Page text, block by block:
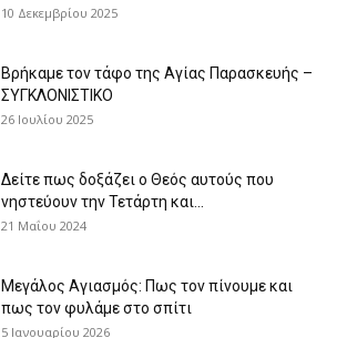
10 Δεκεμβρίου 2025
Βρήκαμε τον τάφο της Αγίας Παρασκευής –
ΣΥΓΚΛΟΝΙΣΤΙΚΟ
26 Ιουλίου 2025
Δείτε πως δοξάζει ο Θεός αυτούς που
νηστεύουν την Τετάρτη και...
21 Μαΐου 2024
Μεγάλος Αγιασμός: Πως τον πίνουμε και
πως τον φυλάμε στο σπίτι
5 Ιανουαρίου 2026